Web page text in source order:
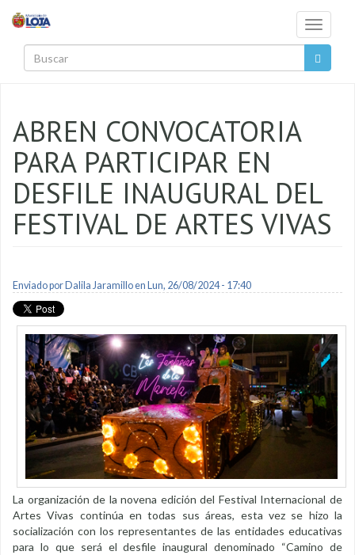
Toggle
ABREN CONVOCATORIA
PARA PARTICIPAR EN
DESFILE INAUGURAL DEL
FESTIVAL DE ARTES VIVAS
Enviado por Dalila Jaramilloen Lun, 26/08/2024 - 17:40
La organización de la novena edición del Festival Internacional de
Artes Vivas continúa en todas sus áreas, esta vez se hizo la
socialización con los representantes de las entidades educativas
para lo que será el desfile inaugural denominado “Camino de